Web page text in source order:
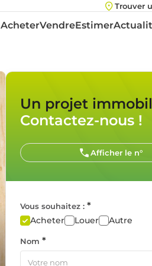
Trouver
AcheterVendreEstimer
Un projet
Contactez-nous !
Afficher le n°
Vous souhaitez : *
Acheter Louer Autre
Nom *